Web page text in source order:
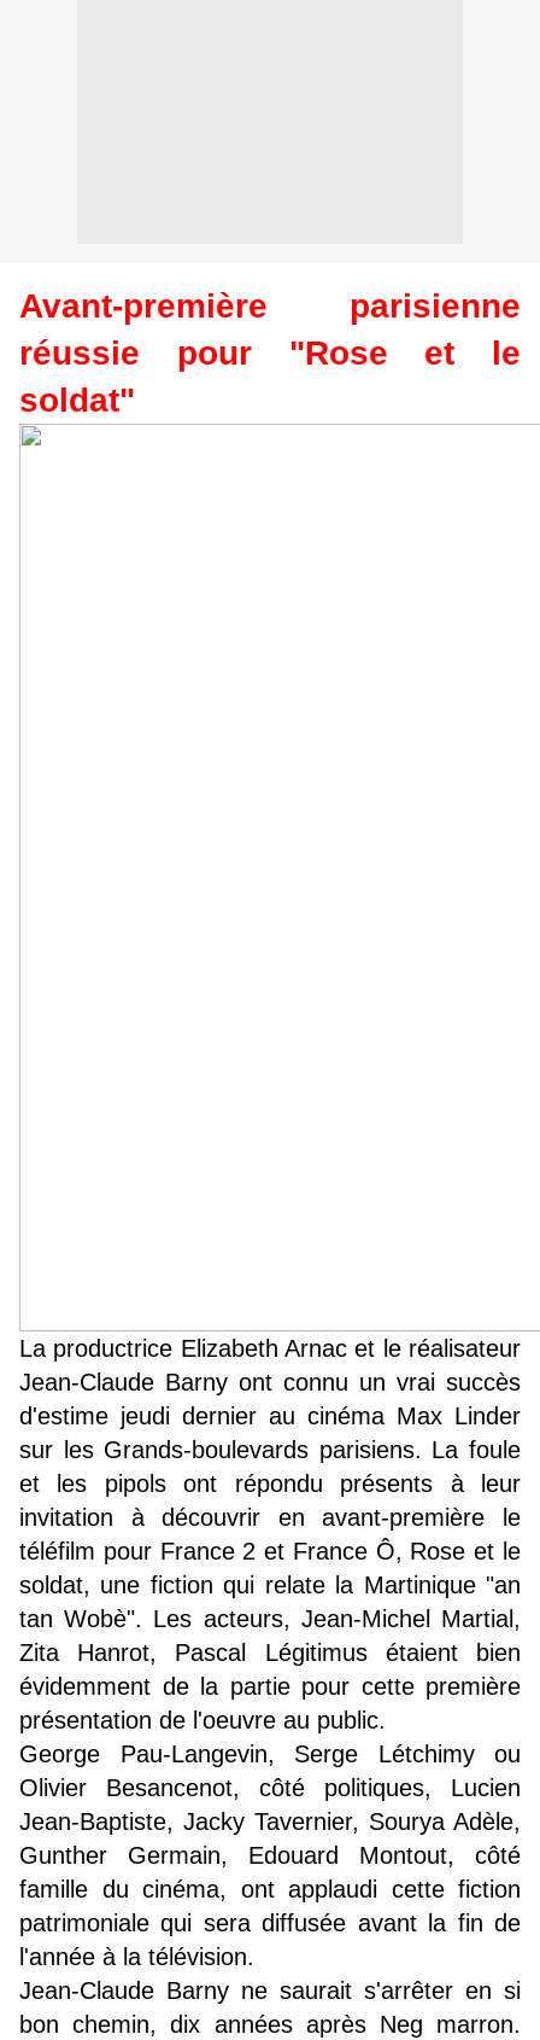
Avant-première parisienne
réussie pour "Rose et le
soldat"
La productrice Elizabeth Arnac et le réalisateur
Jean-Claude Barny ont connu un vrai succès
d'estime jeudi dernier au cinéma Max Linder
sur les Grands-boulevards parisiens. La foule
et les pipols ont répondu présents à leur
invitation à découvrir en avant-première le
téléfilm pour France 2 et France Ô, Rose et le
soldat, une fiction qui relate la Martinique "an
tan Wobè". Les acteurs, Jean-Michel Martial,
Zita Hanrot, Pascal Légitimus étaient bien
évidemment de la partie pour cette première
présentation de l'oeuvre au public.
George Pau-Langevin, Serge Létchimy ou
Olivier Besancenot, côté politiques, Lucien
Jean-Baptiste, Jacky Tavernier, Sourya Adèle,
Gunther Germain, Edouard Montout, côté
famille du cinéma, ont applaudi cette fiction
patrimoniale qui sera diffusée avant la fin de
l'année à la télévision.
Jean-Claude Barny ne saurait s'arrêter en si
bon chemin, dix années après Neg marron.